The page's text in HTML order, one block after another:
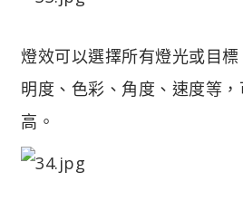
燈效可以選擇所有燈光或目
明度、色彩、角度、速度等
高。